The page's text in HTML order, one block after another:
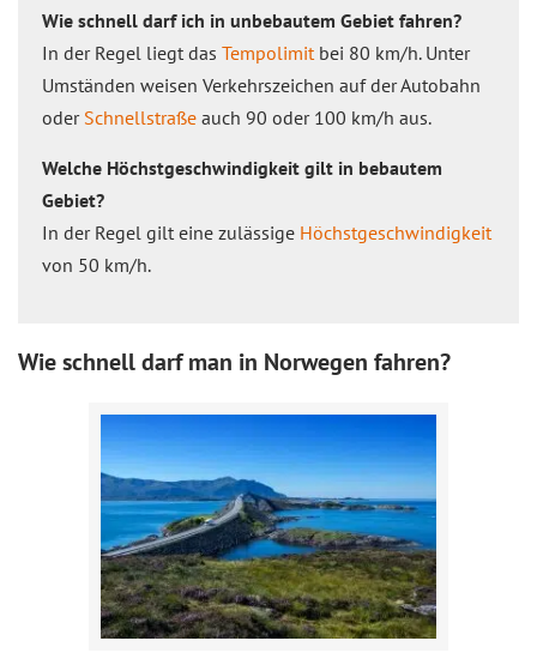
Wie schnell darf ich in unbebautem Gebiet fahren?
In der Regel liegt das Tempolimitbei 80 km/h. Unter
Umständen weisen Verkehrszeichen auf der Autobahn
oder Schnellstraße auch 90 oder 100 km/h aus.
Welche Höchstgeschwindigkeit gilt in bebautem
Gebiet?
In der Regel gilt eine zulässige Höchstgeschwindigkeit
von 50 km/h.
Wie schnell darf man in Norwegen fahren?